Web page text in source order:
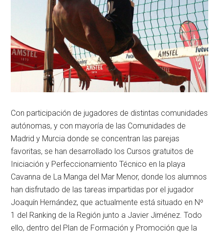
Con participación de jugadores de distintas comunidades
autónomas, y con mayoría de las Comunidades de
Madrid y Murcia donde se concentran las parejas
favoritas, se han desarrollado los Cursos gratuitos de
Iniciación y Perfeccionamiento Técnico en la playa
Cavanna de La Manga del Mar Menor, donde los alumnos
han disfrutado de las tareas impartidas por el jugador
Joaquín Hernández, que actualmente está situado en Nº
1 del Ranking de la Región junto a Javier Jiménez. Todo
ello, dentro del Plan de Formación y Promoción que la